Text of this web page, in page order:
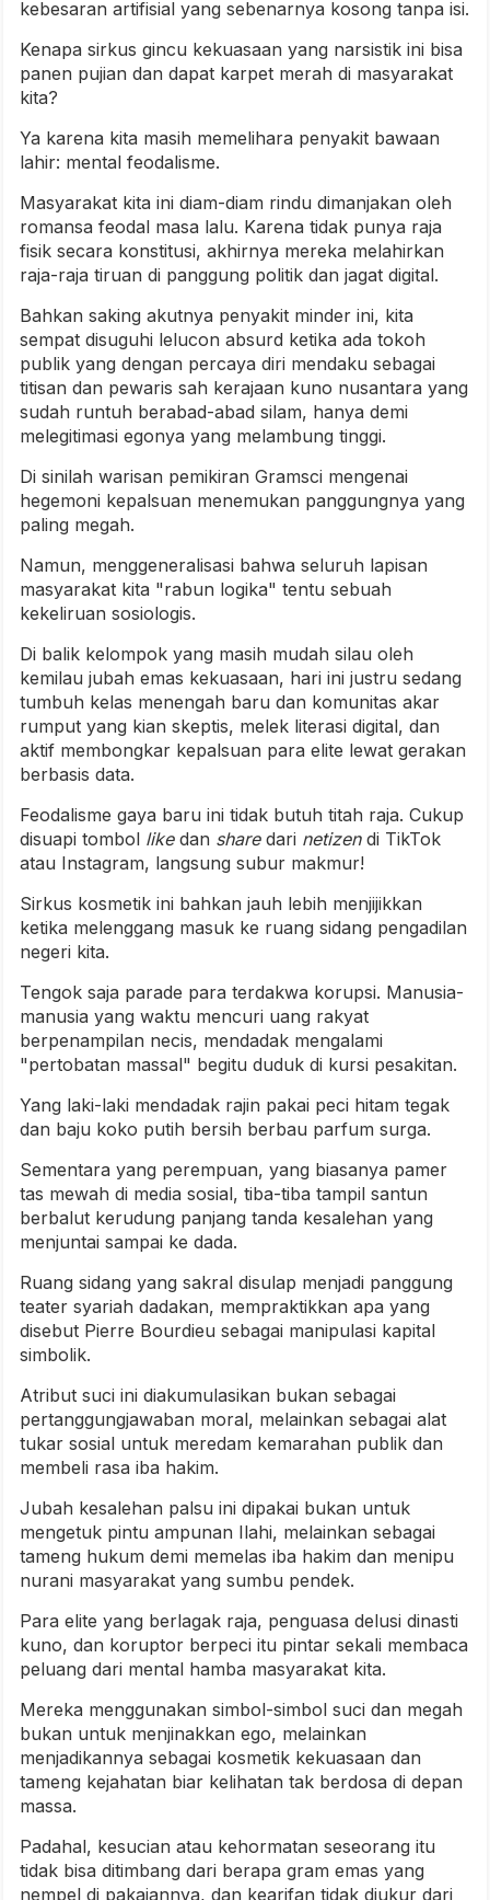
kebesaran artifisial yang sebenarnya kosong tanpa isi.
Kenapa sirkus gincu kekuasaan yang narsistik ini bisa
panen pujian dan dapat karpet merah di masyarakat
kita?
Ya karena kita masih memelihara penyakit bawaan
lahir: mental feodalisme.
Masyarakat kita ini diam-diam rindu dimanjakan oleh
romansa feodal masa lalu. Karena tidak punya raja
fisik secara konstitusi, akhirnya mereka melahirkan
raja-raja tiruan di panggung politik dan jagat digital.
Bahkan saking akutnya penyakit minder ini, kita
sempat disuguhi lelucon absurd ketika ada tokoh
publik yang dengan percaya diri mendaku sebagai
titisan dan pewaris sah kerajaan kuno nusantara yang
sudah runtuh berabad-abad silam, hanya demi
melegitimasi egonya yang melambung tinggi.
Di sinilah warisan pemikiran Gramsci mengenai
hegemoni kepalsuan menemukan panggungnya yang
paling megah.
Namun, menggeneralisasi bahwa seluruh lapisan
masyarakat kita "rabun logika" tentu sebuah
kekeliruan sosiologis.
Di balik kelompok yang masih mudah silau oleh
kemilau jubah emas kekuasaan, hari ini justru sedang
tumbuh kelas menengah baru dan komunitas akar
rumput yang kian skeptis, melek literasi digital, dan
aktif membongkar kepalsuan para elite lewat gerakan
berbasis data.
Feodalisme gaya baru ini tidak butuh titah raja. Cukup
disuapi tombol likedan sharedari netizendi TikTok
atau Instagram, langsung subur makmur!
Sirkus kosmetik ini bahkan jauh lebih menjijikkan
ketika melenggang masuk ke ruang sidang pengadilan
negeri kita.
Tengok saja parade para terdakwa korupsi. Manusia-
manusia yang waktu mencuri uang rakyat
berpenampilan necis, mendadak mengalami
"pertobatan massal" begitu duduk di kursi pesakitan.
Yang laki-laki mendadak rajin pakai peci hitam tegak
dan baju koko putih bersih berbau parfum surga.
Sementara yang perempuan, yang biasanya pamer
tas mewah di media sosial, tiba-tiba tampil santun
berbalut kerudung panjang tanda kesalehan yang
menjuntai sampai ke dada.
Ruang sidang yang sakral disulap menjadi panggung
teater syariah dadakan, mempraktikkan apa yang
disebut Pierre Bourdieu sebagai manipulasi kapital
simbolik.
Atribut suci ini diakumulasikan bukan sebagai
pertanggungjawaban moral, melainkan sebagai alat
tukar sosial untuk meredam kemarahan publik dan
membeli rasa iba hakim.
Jubah kesalehan palsu ini dipakai bukan untuk
mengetuk pintu ampunan Ilahi, melainkan sebagai
tameng hukum demi memelas iba hakim dan menipu
nurani masyarakat yang sumbu pendek.
Para elite yang berlagak raja, penguasa delusi dinasti
kuno, dan koruptor berpeci itu pintar sekali membaca
peluang dari mental hamba masyarakat kita.
Mereka menggunakan simbol-simbol suci dan megah
bukan untuk menjinakkan ego, melainkan
menjadikannya sebagai kosmetik kekuasaan dan
tameng kejahatan biar kelihatan tak berdosa di depan
massa.
Padahal, kesucian atau kehormatan seseorang itu
tidak bisa ditimbang dari berapa gram emas yang
nempel di pakaiannya, dan kearifan tidak diukur dari